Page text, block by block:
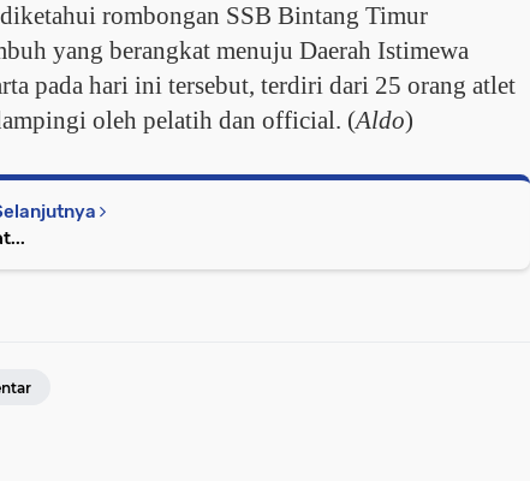
rombongan SSB Bintang Timur
yang berangkat menuju Daerah Istimewa
pada hari ini tersebut, terdiri dari 25 orang atlet
oleh pelatih dan official. (Aldo)